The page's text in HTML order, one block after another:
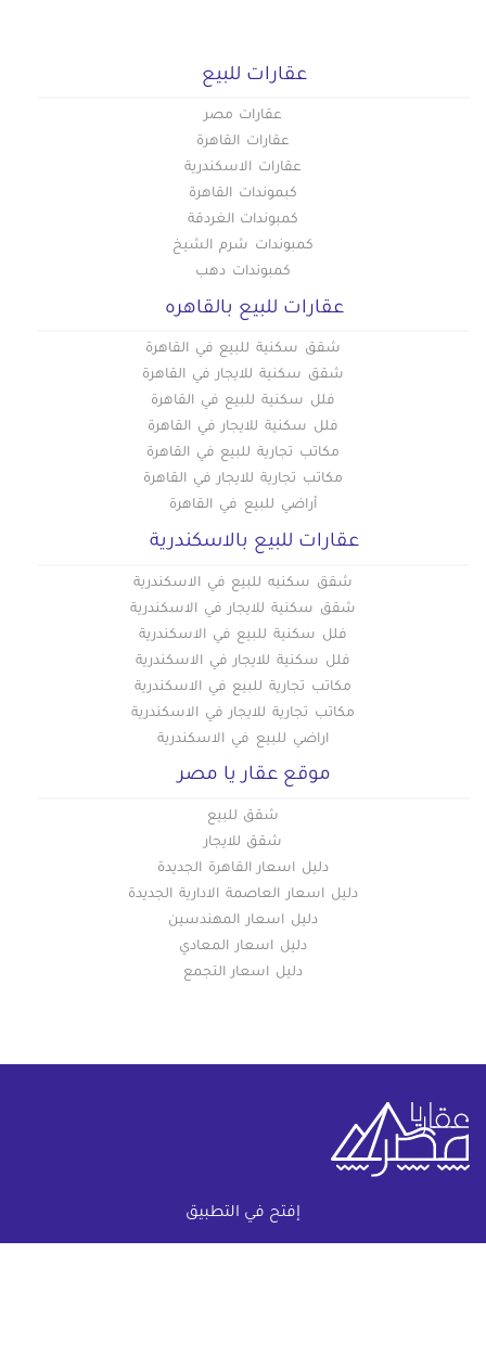
إفتح في التطبيق
عقارات للبيع
عقارات مصر
عقارات القاهرة
عقارات الاسكندرية
كبموندات القاهرة
كمبوندات الغردقة
كمبوندات شرم الشيخ
كمبوندات دهب
عقارات للبيع بالقاهره
شقق سكنية للبيع في القاهرة
شقق سكنية للايجار في القاهرة
فلل سكنية للبيع في القاهرة
فلل سكنية للايجار في القاهرة
مكاتب تجارية للبيع في القاهرة
مكاتب تجارية للايجار في القاهرة
أراضي للبيع في القاهرة
عقارات للبيع بالاسكندرية
شقق سكنيه للبيع في الاسكندرية
شقق سكنية للايجار في الاسكندرية
فلل سكنية للبيع في الاسكندرية
فلل سكنية للايجار في الاسكندرية
مكاتب تجارية للبيع في الاسكندرية
مكاتب تجارية للايجار في الاسكندرية
اراضي للبيع في الاسكندرية
موقع عقار يا مصر
شقق للبيع
شقق للايجار
دليل اسعار القاهرة الجديدة
دليل اسعار العاصمة الادارية الجديدة
دليل اسعار المهندسين
دليل اسعار المعادي
دليل اسعار التجمع